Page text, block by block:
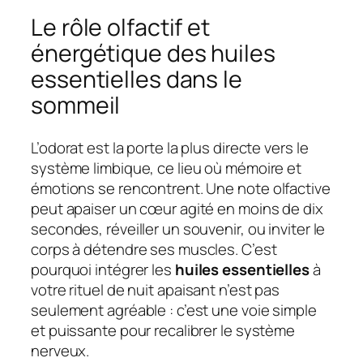
Le rôle olfactif et
énergétique des huiles
essentielles dans le
sommeil
L’odorat est la porte la plus directe vers le
système limbique, ce lieu où mémoire et
émotions se rencontrent. Une note olfactive
peut apaiser un cœur agité en moins de dix
secondes, réveiller un souvenir, ou inviter le
corps à détendre ses muscles. C’est
pourquoi intégrer les huiles essentiellesà
votrerituel de nuit apaisantn’est pas
seulement agréable : c’est une voie simple
et puissante pour recalibrer le système
nerveux.